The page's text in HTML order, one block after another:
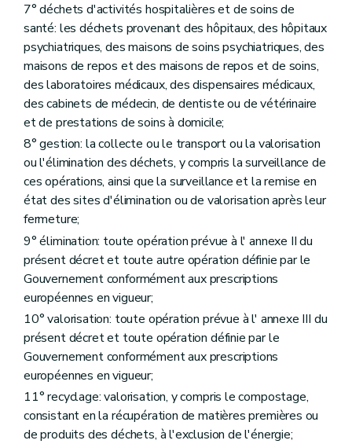
7° déchets d'activités hospitalières et de soins de
santé: les déchets provenant des hôpitaux, des hôpitaux
psychiatriques, des maisons de soins psychiatriques, des
maisons de repos et des maisons de repos et de soins,
des laboratoires médicaux, des dispensaires médicaux,
des cabinets de médecin, de dentiste ou de vétérinaire
et de prestations de soins à domicile;
8° gestion: la collecte ou le transport ou la valorisation
ou l'élimination des déchets, y compris la surveillance de
ces opérations, ainsi que la surveillance et la remise en
état des sites d'élimination ou de valorisation après leur
fermeture;
9° élimination: toute opération prévue à l' annexe II du
présent décret et toute autre opération définie par le
Gouvernement conformément aux prescriptions
européennes en vigueur;
10° valorisation: toute opération prévue à l' annexe III du
présent décret et toute opération définie par le
Gouvernement conformément aux prescriptions
européennes en vigueur;
11° recyclage: valorisation, y compris le compostage,
consistant en la récupération de matières premières ou
de produits des déchets, à l'exclusion de l'énergie;